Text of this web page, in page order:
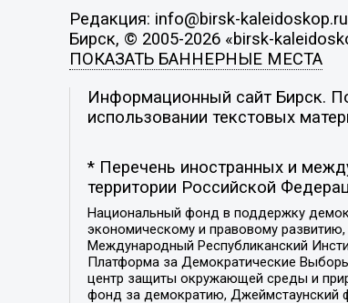
Редакция: info@birsk-kaleidoskop.ru
Бирск, © 2005-2026 «birsk-
ПОКАЗАТЬ БАННЕРНЫЕ МЕСТА
Информационный сайт Бирск.
использовании текстовых
* Перечень иностранных и
территории Российской
Национальный фонд в поддержку
экономическому и правовому развитию,
Международный Республиканский
Платформа за Демократические
центр защиты окружающей среды и
фонд за демократию, Джеймстаунский